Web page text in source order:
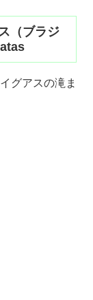
（ブラジ
グアスの滝ま